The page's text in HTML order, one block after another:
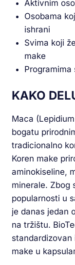
Aktivnim
Osobama
ishrani
Svima koji
make
KAKO
Maca
bogatu
tradicionalno
Koren make
aminokiseline,
minerale. Zbog
popularnosti u
je danas jedan
na tržištu.
make u